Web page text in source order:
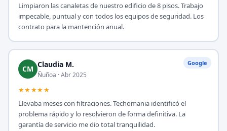
Limpiaron las canaletas de nuestro edificio de 8 pisos. Trabajo
impecable, puntual y con todos los equipos de seguridad. Los
contrato para la mantención anual.
Google
CM Claudia M.
Ñuñoa · Abr 2025
★★★★★
Llevaba meses con filtraciones. Techomania identificó el
problema rápido y lo resolvieron de forma definitiva. La
garantía de servicio me dio total tranquilidad.